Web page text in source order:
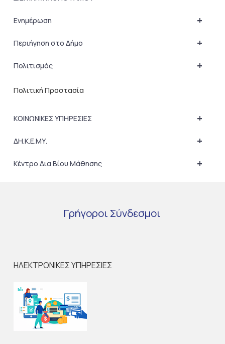
+
Ενημέρωση
+
Περιήγηση στο Δήμο
+
Πολιτισμός
Πολιτική Προστασία
+
ΚΟΙΝΩΝΙΚΕΣ ΥΠΗΡΕΣΙΕΣ
+
ΔΗ.Κ.Ε.ΜΥ.
+
Κέντρο Δια Βίου Μάθησης
Γρήγοροι Σύνδεσμοι
ΗΛΕΚΤΡΟΝΙΚΕΣ ΥΠΗΡΕΣΙΕΣ